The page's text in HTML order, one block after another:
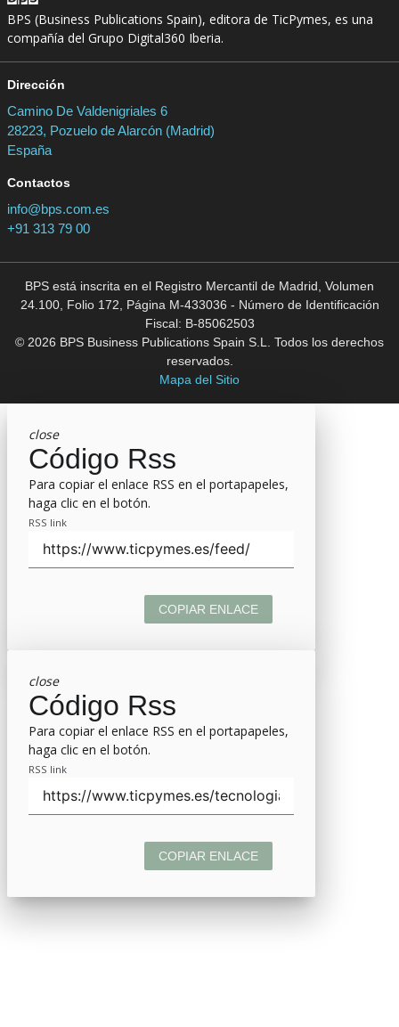
BPS (Business Publications Spain), editora de TicPymes, es una
compañía del Grupo Digital360 Iberia.
Dirección
Camino De Valdenigriales 6
28223, Pozuelo de Alarcón (Madrid)
España
Contactos
info@bps.com.es
+91 313 79 00
BPS está inscrita en el Registro Mercantil de Madrid, Volumen
24.100, Folio 172, Página M-433036 - Número de Identificación
Fiscal: B-85062503
© 2026 BPS Business Publications Spain S.L. Todos los derechos
reservados.
Mapa del Sitio
close
Código Rss
Para copiar el enlace RSS en el portapapeles,
haga clic en el botón.
RSS link
COPIAR ENLACE
close
Código Rss
Para copiar el enlace RSS en el portapapeles,
haga clic en el botón.
RSS link
COPIAR ENLACE